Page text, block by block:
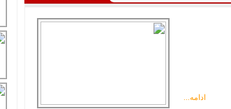
ادامه...